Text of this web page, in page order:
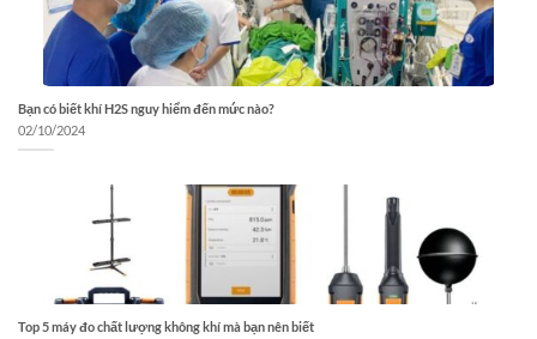
Bạn có biết khí H2S nguy hiểm đến mức nào?
02/10/2024
Top 5 máy đo chất lượng không khí mà bạn nên biết